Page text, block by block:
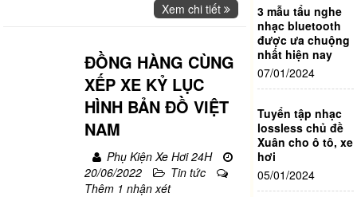
Xem chi tiết
ĐỒNG HÀNG CÙNG
XẾP XE KỶ LỤC
HÌNH BẢN ĐỒ VIỆT
NAM
Phụ Kiện Xe Hơi 24H
20/06/2022
Tin tức
Thêm 1 nhận xét
3 mẫu tẩu nghe
nhạc bluetooth
được ưa chuộng
nhất hiện nay
07/01/2024
Tuyển tập nhạc
lossless chủ đề
Xuân cho ô tô, xe
hơi
05/01/2024